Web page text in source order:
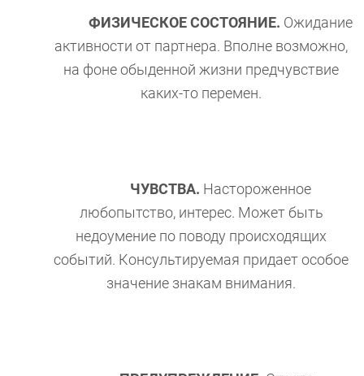
ФИЗИЧЕСКОЕ СОСТОЯНИЕ. Ожидание
активности от партнера. Вполне возможно,
на фоне обыденной жизни предчувствие
каких-то перемен.
ЧУВСТВА. Настороженное
любопытство, интерес. Может быть
недоумение по поводу происходящих
событий. Консультируемая придает особое
значение знакам внимания.